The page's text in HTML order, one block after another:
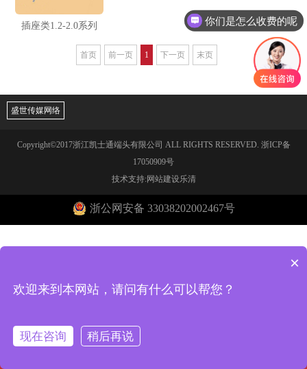
插座类1.2-2.0系列
首页 前一页 1 下一页 末页
盛世传媒网络
Copyright©2017浙江凯士通端头有限公司 ALL RIGHTS RESERVED. 浙ICP备
17050909号
技术支持:网站建设乐清
浙公网安备 33038202002467号
你们是怎么收费的呢
×
欢迎来到本网站，请问有什么可以帮您？
现在咨询 稍后再说